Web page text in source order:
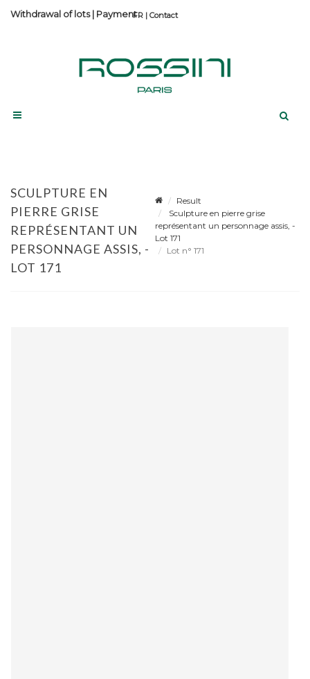
Contact
Withdrawal of lots| Payment
SCULPTURE EN
PIERRE GRISE
REPRÉSENTANT UN
PERSONNAGE ASSIS, -
LOT 171
Result
Sculpture en pierre grise
représentant un personnage assis, -
Lot 171
Lot n° 171